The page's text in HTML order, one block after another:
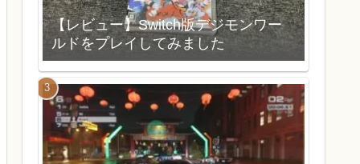
【レビュー】Switch版デジモンワー
ルドをプレイしてみました